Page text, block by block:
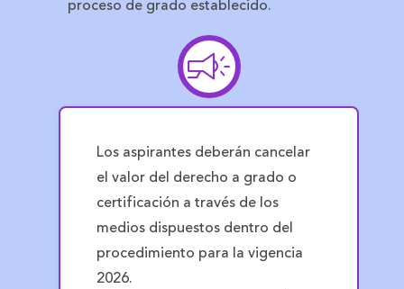
proceso de grado establecido.
Los aspirantes deberán cancelar
el valor del derecho a grado o
certificación a través de los
medios dispuestos dentro del
procedimiento para la vigencia
2026.